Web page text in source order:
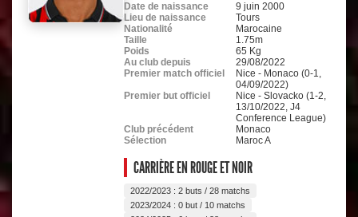
Date de naissance
9 juin 2000
Lieu de naissance
Tours
Nationalité
Marocaine
Taille
1.75m
Poids
65 Kg
Au club depuis
29/08/2022
Premier match officiel
Nice - Monaco (0-1,
04/09/2022)
Premier but officiel
Nice - Slovacko (1-2,
13/10/2022, J4
Conference League)
Club précédent
Monaco
Sélection
Maroc A
CARRIÈRE EN ROUGE ET NOIR
2022/2023 : 2 buts / 28 matchs
2023/2024 : 0 but / 10 matchs